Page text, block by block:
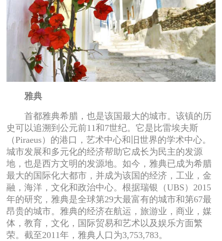
雅典
首都雅典希腊，也是该国最大的城市。该镇的历
史可以追溯到公元前11和7世纪。它是比雷埃夫斯
（Piraeus）的港口，艺术中心和旧世界的学术中心。
城市发展和多元化的经济帮助它成长为民主的发源
地，也是西方文明的发源地。如今，雅典已成为希腊
最大的国际化大都市，并成为该国的经济，工业，金
融，海洋，文化和政治中心。根据瑞银（UBS）2015
年的研究，雅典是全球第29大最富有的城市和第67最
昂贵的城市。雅典的经济在航运，旅游业，商业，媒
体，教育，文化，国际贸易和艺术以及娱乐方面繁
荣。截至2011年，雅典人口为3,753,783。